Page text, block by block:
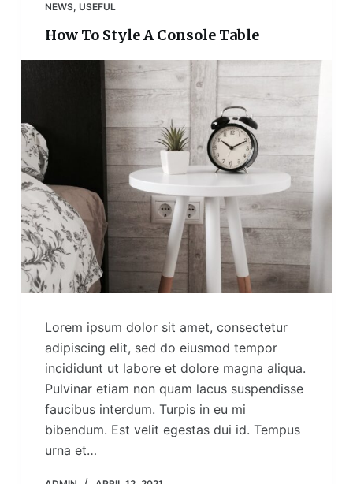
NEWS, USEFUL
How To Style A Console Table
Lorem ipsum dolor sit amet, consectetur
adipiscing elit, sed do eiusmod tempor
incididunt ut labore et dolore magna aliqua.
Pulvinar etiam non quam lacus suspendisse
faucibus interdum. Turpis in eu mi
bibendum. Est velit egestas dui id. Tempus
urna et…